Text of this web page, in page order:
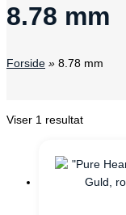
8.78 mm
Forside » 8.78 mm
Viser 1 resultat